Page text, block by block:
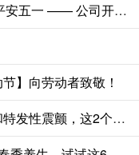
丹东股票配资 筑牢安全防线 护航平安五一 —— 公司开展五一节前安全生产大检查
】向劳动者致敬！
柯塞威配资APP下载 区分帕金森和特发性震颤，这2个细节就够了